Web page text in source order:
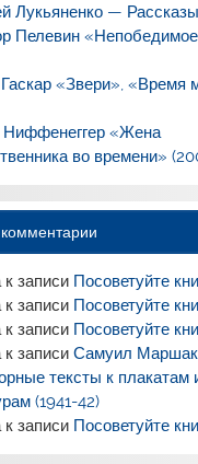
Лукьяненко —
Пелевин
«Звери», «Время
«Жена
во времени»
к записи Посоветуйте
к записи Посоветуйте
к записи Посоветуйте
к записи Самуил
тексты к плакатам
(1941-42)
к записи Посоветуйте